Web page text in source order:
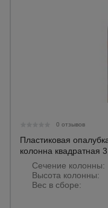
0 отзывов
Пластиковая
колонна квадратная
Сечение колонны:
Высота колонны:
Вес в сборе: